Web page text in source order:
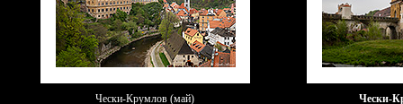
Чески-Крумлов (май) Чески-